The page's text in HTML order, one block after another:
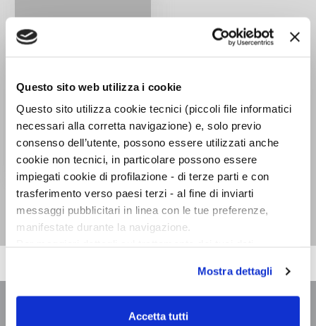
Questo sito web utilizza i cookie
Questo sito utilizza cookie tecnici (piccoli file informatici
necessari alla corretta navigazione) e, solo previo
consenso dell’utente, possono essere utilizzati anche
cookie non tecnici, in particolare possono essere
impiegati cookie di profilazione - di terze parti e con
trasferimento verso paesi terzi - al fine di inviarti
messaggi pubblicitari in linea con le tue preferenze,
manifestate durante la navigazione.
scelte privacy sui cookie, ti invitiamo a prendere visione
dell’informativa cookie.
Chiudendo il banner tramite la “X” prosegui la
Mostra dettagli
Accetta tutti
Lulù
Frank Wedekind